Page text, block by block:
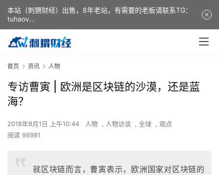
首页 资讯 人物
专访曹寅 | 欧洲是区块链的沙漠，还是蓝
海？
2018年8月1日 上午10:44 人物 , 人物访谈 , 全球 , 观点
阅读 98981
就区块链而言，曹寅表示，欧洲国家对区块链的
本站（刺猬财经）出售，8年老站，有需要的老板请联系TG：
tuhaov
This website (ciweicaijing) is for sale. It is a 8-year-old
website. If you need it, please contact TG: tuhaov